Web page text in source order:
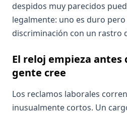
despidos muy parecidos
legalmente: uno es duro
discriminación con un rastro
El reloj empieza antes
gente cree
Los reclamos laborales
inusualmente cortos. Un